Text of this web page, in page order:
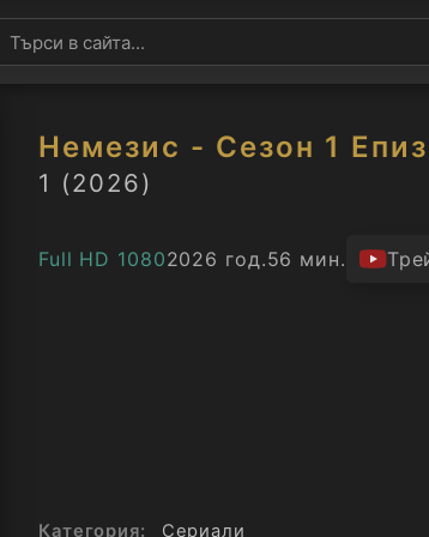
Немезис - Сезон 1
1 (2026)
Full HD 10802026 год.56 мин.
Категория:
Сериали